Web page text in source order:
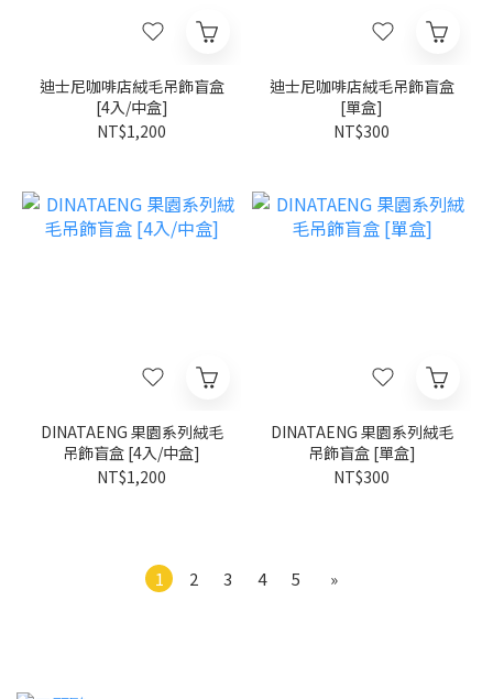
迪士尼咖啡店絨毛吊飾盲盒
[4入/中盒]
NT$1,200
迪士尼咖啡店絨毛吊飾盲盒
[單盒]
NT$300
DINATAENG 果園系列絨毛
吊飾盲盒 [4入/中盒]
NT$1,200
DINATAENG 果園系列絨毛
吊飾盲盒 [單盒]
NT$300
1 2 3 4 5 »